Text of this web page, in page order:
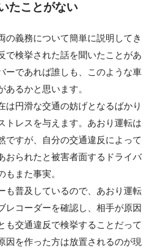
たことがない
の義務について簡単に説明してき
で検挙された話を聞いたことがあ
ーであれば誰しも、このような車
るかと思います。
は円滑な交通の妨げとなるばかり
トレスを与えます。あおり運転は
ですが、自分の交通違反によって
おられたと被害者面するドライバ
もまた事実。
も普及しているので、あおり運転
レコーダーを確認し、相手が原因
も交通違反で検挙することだって
因を作った方は放置されるのが現